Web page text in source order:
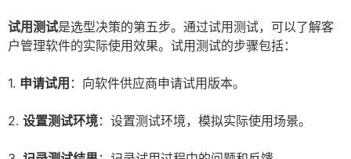
试用测试是选型决策的第五步。通过试用测试，可以了解客
户管理软件的实际使用效果。试用测试的步骤包括：
1. 申请试用 ：向软件供应商申请试用版本。
2. 设置测试环境：设置测试环境，模拟实际使用场景。